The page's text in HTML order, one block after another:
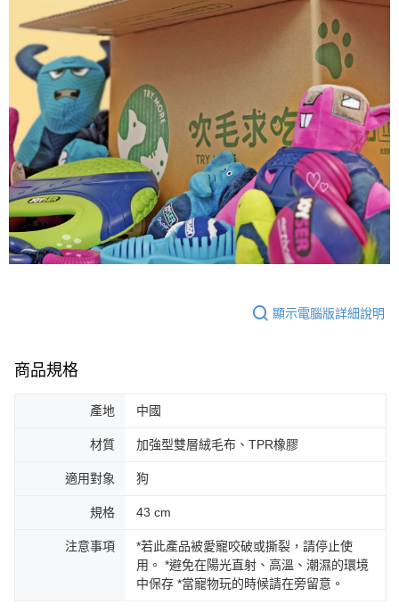
顯示電腦版詳細說明
商品規格
產地 中國
材質 加強型雙層絨毛布、TPR橡膠
適用對象 狗
規格 43 cm
注意事項
*若此產品被愛寵咬破或撕裂，請停止使
用。 *避免在陽光直射、高溫、潮濕的環境
中保存 *當寵物玩的時候請在旁留意。